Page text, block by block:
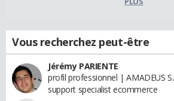
Vous recherchez peut-être
Jérémy PARIENTE
profil professionnel | AMADEUS
support specialist ecommerce